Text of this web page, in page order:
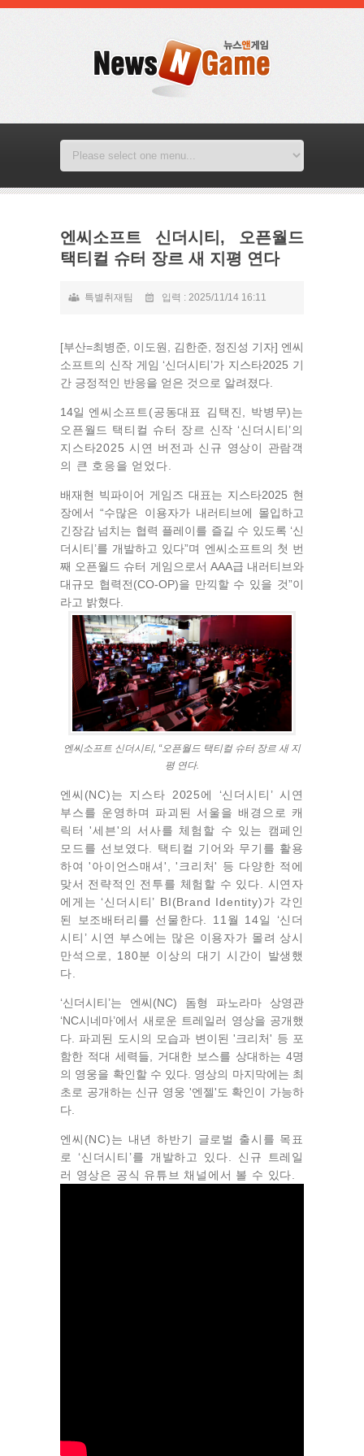
엔씨소프트 신더시티, 오픈월드
택티컬 슈터 장르 새 지평 연다
특별취재팀 입력 : 2025/11/14 16:11
[부산=최병준, 이도원, 김한준, 정진성 기자] 엔씨
소프트의 신작 게임 ‘신더시티’가 지스타2025 기
간 긍정적인 반응을 얻은 것으로 알려졌다.
14일 엔씨소프트(공동대표 김택진, 박병무)는
오픈월드 택티컬 슈터 장르 신작 ‘신더시티’의
지스타2025 시연 버전과 신규 영상이 관람객
의 큰 호응을 얻었다.
배재현 빅파이어 게임즈 대표는 지스타2025 현
장에서 “수많은 이용자가 내러티브에 몰입하고
긴장감 넘치는 협력 플레이를 즐길 수 있도록 ‘신
더시티’를 개발하고 있다”며 엔씨소프트의 첫 번
째 오픈월드 슈터 게임으로서 AAA급 내러티브와
대규모 협력전(CO-OP)을 만끽할 수 있을 것”이
라고 밝혔다.
엔씨소프트 신더시티, “오픈월드 택티컬 슈터 장르 새 지
평 연다.
엔씨(NC)는 지스타 2025에 ‘신더시티’ 시연
부스를 운영하며 파괴된 서울을 배경으로 캐
릭터 '세븐'의 서사를 체험할 수 있는 캠페인
모드를 선보였다. 택티컬 기어와 무기를 활용
하여 '아이언스매셔', '크리처' 등 다양한 적에
맞서 전략적인 전투를 체험할 수 있다. 시연자
에게는 ‘신더시티’ BI(Brand Identity)가 각인
된 보조배터리를 선물한다. 11월 14일 ‘신더
시티’ 시연 부스에는 많은 이용자가 몰려 상시
만석으로, 180분 이상의 대기 시간이 발생했
다.
‘신더시티’는 엔씨(NC) 돔형 파노라마 상영관
‘NC시네마’에서 새로운 트레일러 영상을 공개했
다. 파괴된 도시의 모습과 변이된 '크리처' 등 포
함한 적대 세력들, 거대한 보스를 상대하는 4명
의 영웅을 확인할 수 있다. 영상의 마지막에는 최
초로 공개하는 신규 영웅 '엔젤'도 확인이 가능하
다.
엔씨(NC)는 내년 하반기 글로벌 출시를 목표
로 ‘신더시티’를 개발하고 있다. 신규 트레일
러 영상은 공식 유튜브 채널에서 볼 수 있다.